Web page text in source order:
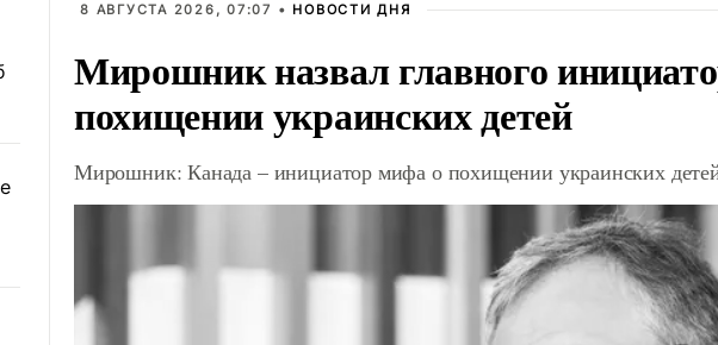
8 АВГУСТА 2026, 07:07 • НОВОСТИ ДНЯ
Мирошник назвал главного
похищении украинских детей
Мирошник: Канада – инициатор мифа о похищении украинских